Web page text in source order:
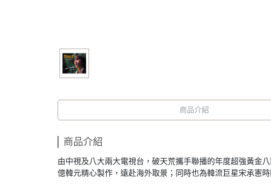
商品介紹
商品介紹
由中視及八大兩大電視台，破天荒攜手聯播的年度超強黃金
億韓元精心製作，遠赴海外取景；同時也為韓流巨星宋承憲